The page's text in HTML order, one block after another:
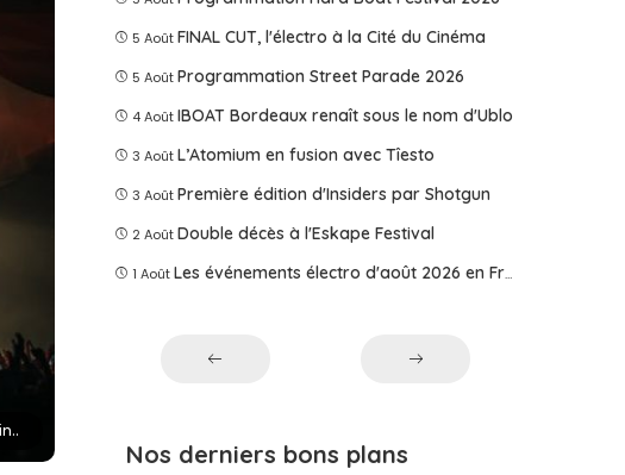
5 Août FINAL CUT, l'électro à la Cité du Cinéma
5 Août Programmation Street Parade 2026
4 Août IBOAT Bordeaux renaît sous le nom d'Ublo
3 Août L’Atomium en fusion avec Tîesto
3 Août Première édition d'Insiders par Shotgun
2 Août Double décès à l'Eskape Festival
1 Août Les événements électro d'août 2026 en France
Nos derniers bons plans